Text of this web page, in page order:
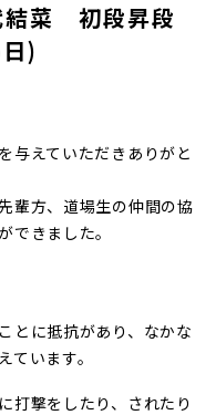
菜 初段昇段
日)
与えていただきありがと
輩方、道場生の仲間の協
できました。
とに抵抗があり、なかな
います。
打撃をしたり、されたり